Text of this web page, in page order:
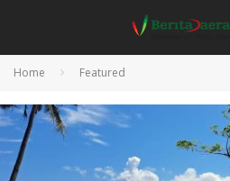
Home Featured